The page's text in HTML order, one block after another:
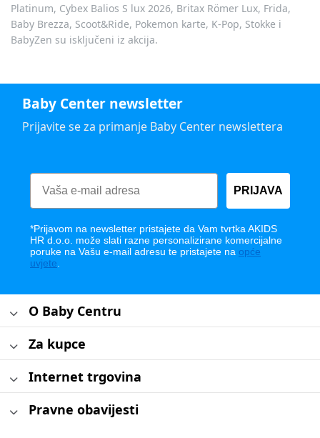
Platinum, Cybex Balios S lux 2026, Britax Römer Lux, Frida,
Baby Brezza, Scoot&Ride, Pokemon karte, K-Pop, Stokke i
BabyZen su isključeni iz akcija.
Baby Center newsletter
Prijavite se za primanje Baby Center newslettera
PRIJAVA
*Prijavom na newsletter pristajete da Vam tvrtka AKIDS
HR d.o.o. može slati razne personalizirane komercijalne
poruke na Vašu e-mail adresu te pristajete na opće
uvjete
O Baby Centru
Za kupce
Internet trgovina
Pravne obavijesti